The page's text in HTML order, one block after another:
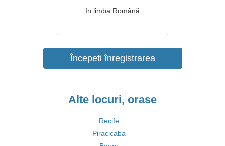
In limba Română
Începeți înregistrarea
Alte locuri, orase
Recife
Piracicaba